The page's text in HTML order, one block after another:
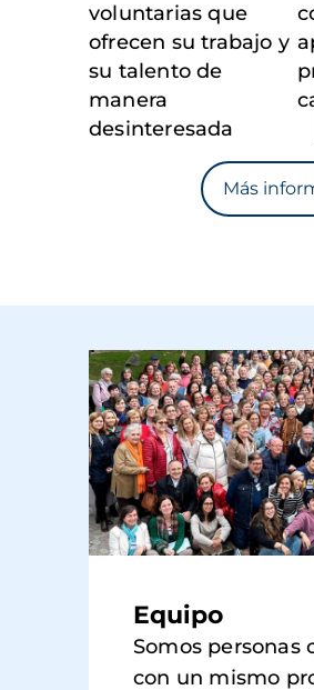
voluntarias que
ofrecen su trabajo y
su talento de
manera
desinteresada
Más
Equipo
Somos personas
con un mismo